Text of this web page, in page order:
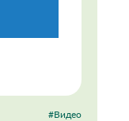
#Видео